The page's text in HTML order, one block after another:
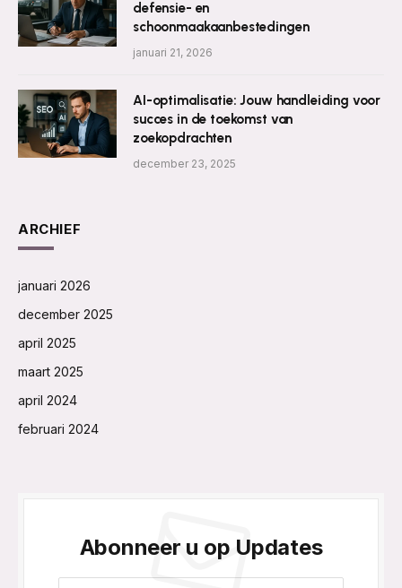
defensie- en
schoonmaakaanbestedingen
januari 21, 2026
AI-optimalisatie: Jouw handleiding voor
succes in de toekomst van
zoekopdrachten
december 23, 2025
ARCHIEF
januari 2026
december 2025
april 2025
maart 2025
april 2024
februari 2024
Abonneer u op Updates